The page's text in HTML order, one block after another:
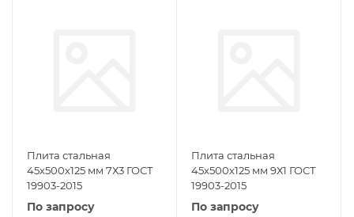
Плита стальная
45х500х125 мм 7Х3 ГОСТ
19903-2015
По запросу
Плита стальная
45х500х125 мм 9Х1 ГОСТ
19903-2015
По запросу